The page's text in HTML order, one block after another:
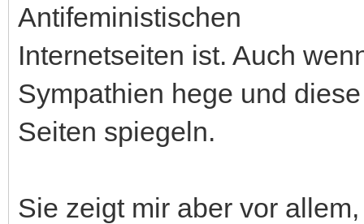
Antifeministischen
Internetseiten ist. Auch
Sympathien hege und
Seiten spiegeln.
Sie zeigt mir aber vor